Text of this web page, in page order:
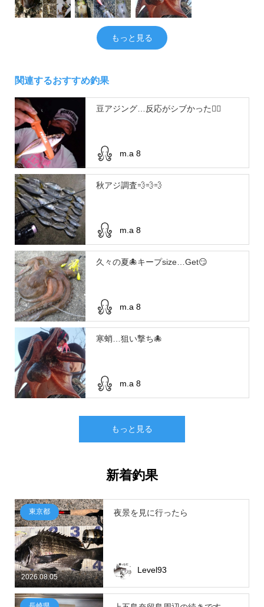
もっと見る
関連するおすすめ釣果
豆アジング…反応がシブかった😮‍💨
m.a 8
秋アジ調査💨💨💨
m.a 8
久々の夏🐙キープsize…Get😏
m.a 8
寒蛸…狙い撃ち🐙
m.a 8
もっと見る
新着釣果
2026.08.05
東京都 夜景を見に行ったら
Level93